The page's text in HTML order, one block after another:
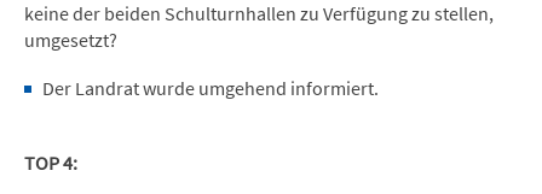
keine der beiden Schulturnhallen zu Verfügung zu stellen,
umgesetzt?
Der Landrat wurde umgehend informiert.
TOP 4: